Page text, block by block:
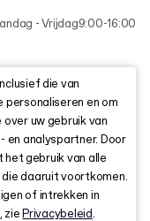
- Vrijdag9:00-16:00
die van
en om
uw gebruik van
en analyspartner. Door
het gebruik van alle
daaruit voortkomen.
of intrekken in
ziePrivacybeleid.